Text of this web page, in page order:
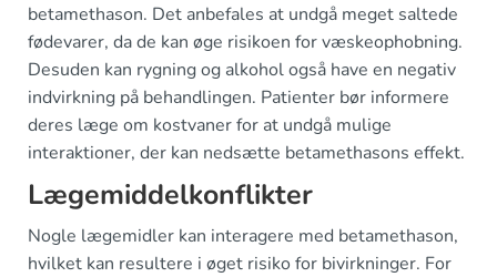
betamethason. Det anbefales at undgå meget saltede
fødevarer, da de kan øge risikoen for væskeophobning.
Desuden kan rygning og alkohol også have en negativ
indvirkning på behandlingen. Patienter bør informere
deres læge om kostvaner for at undgå mulige
interaktioner, der kan nedsætte betamethasons effekt.
Lægemiddelkonflikter
Nogle lægemidler kan interagere med betamethason,
hvilket kan resultere i øget risiko for bivirkninger. For